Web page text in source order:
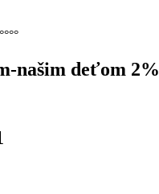
našim deťom 2%